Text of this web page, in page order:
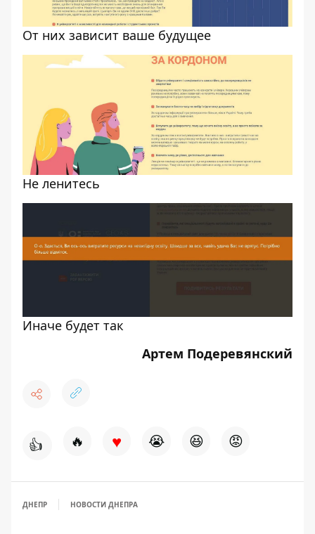
От них зависит ваше будущее
Не ленитесь
Иначе будет так
Артем Подеревянский
👍 🔥 ♥ 😭 😆 😡
ДНЕПР НОВОСТИ ДНЕПРА